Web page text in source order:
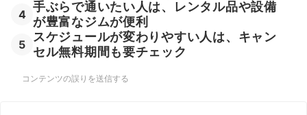
4
手ぶらで通いたい人は、レンタル品や設備
が豊富なジムが便利
5
スケジュールが変わりやすい人は、キャン
セル無料期間も要チェック
コンテンツの誤りを送信する